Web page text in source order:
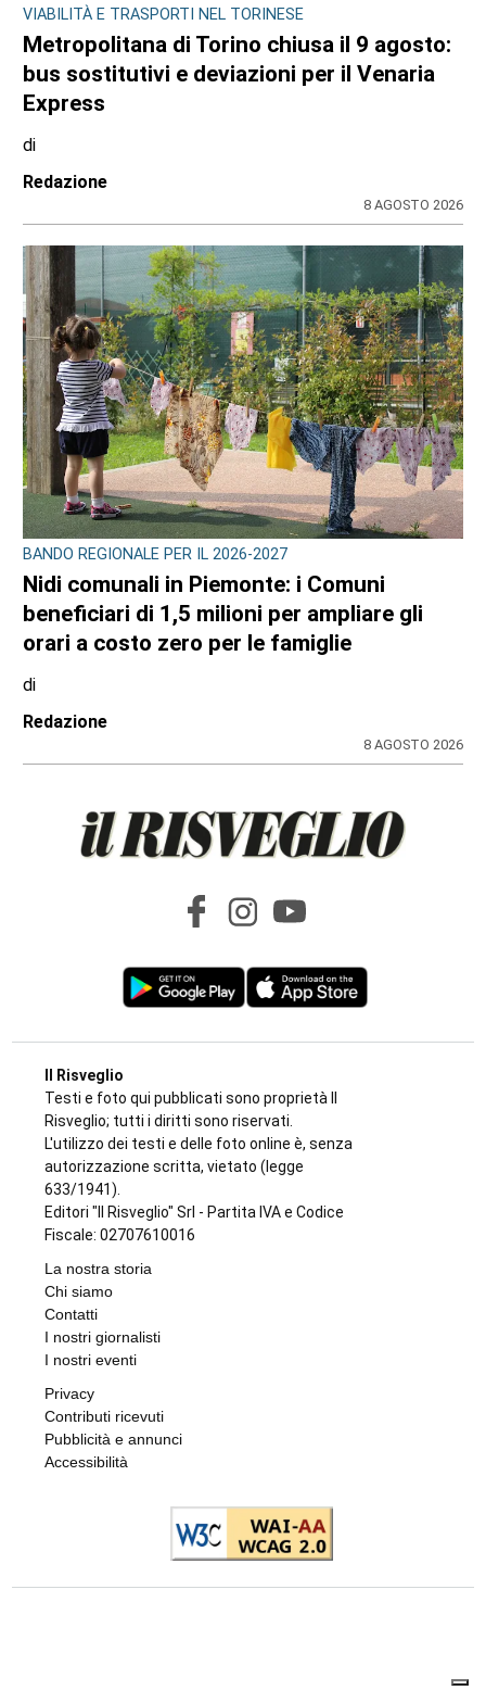
VIABILITÀ E TRASPORTI NEL TORINESE
Metropolitana di Torino chiusa il 9 agosto:
bus sostitutivi e deviazioni per il Venaria
Express
di
Redazione
8 AGOSTO 2026
BANDO REGIONALE PER IL 2026-2027
Nidi comunali in Piemonte: i Comuni
beneficiari di 1,5 milioni per ampliare gli
orari a costo zero per le famiglie
di
Redazione
8 AGOSTO 2026
Il Risveglio
Testi e foto qui pubblicati sono proprietà Il
Risveglio; tutti i diritti sono riservati.
L'utilizzo dei testi e delle foto online è, senza
autorizzazione scritta, vietato (legge
633/1941).
Editori "Il Risveglio" Srl - Partita IVA e Codice
Fiscale: 02707610016
La nostra storia
Chi siamo
Contatti
I nostri giornalisti
I nostri eventi
Privacy
Contributi ricevuti
Pubblicità e annunci
Accessibilità